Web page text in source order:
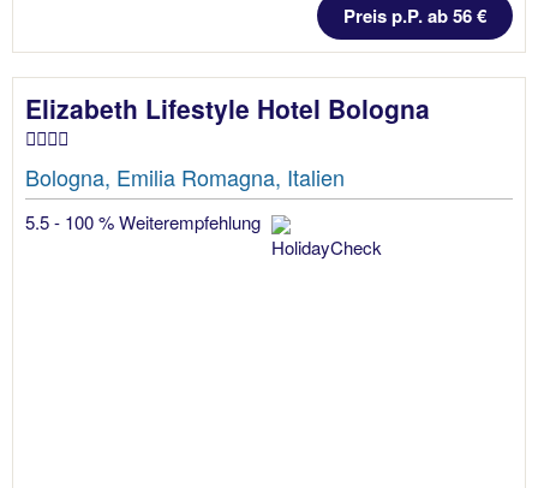
Preis p.P. ab 56 €
Elizabeth Lifestyle Hotel Bologna
Bologna, Emilia Romagna, Italien
5.5 - 100 % Weiterempfehlung